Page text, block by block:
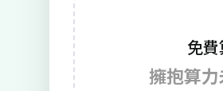
免
擁抱算